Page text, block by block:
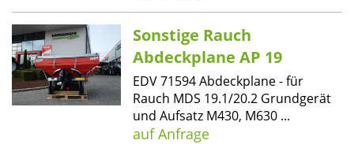
Sonstige Rauch
Abdeckplane AP 19
EDV 71594 Abdeckplane - für
Rauch MDS 19.1/20.2 Grundgerät
und Aufsatz M430, M630 ...
auf Anfrage